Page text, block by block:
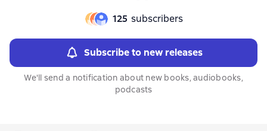
125 subscribers
Subscribe to new releases
We'll send a notification about new books, audiobooks,
podcasts